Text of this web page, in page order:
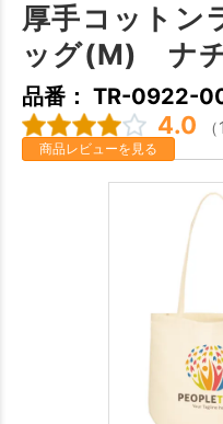
厚手コットン
ッグ(M) ナ
品番： TR-0922-
4.0
商品レビューを見る